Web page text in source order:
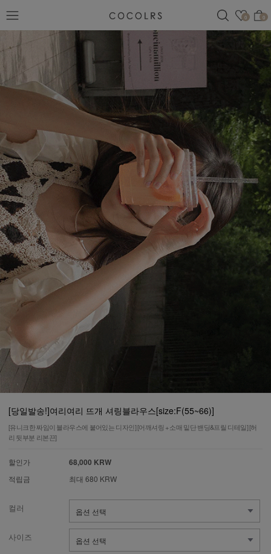
관심
0 0
검색
[당일발송!]여리여리 뜨개 셔링블라우스[size:F(55~66)]
[유니크한 짜임이 블라우스에 붙어있는 디자인] [어깨셔링 + 소매 밑단 밴딩&프릴 디테일] [허
리 뒷부분 리본끈]
할인가 68,000 KRW
적립금 최대 680 KRW
컬러
사이즈